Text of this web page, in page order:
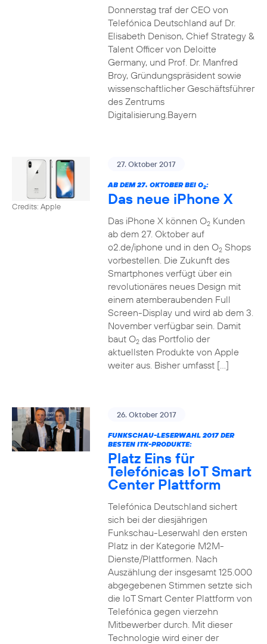
Donnerstag traf der CEO von
Telefónica Deutschland auf Dr.
Elisabeth Denison, Chief Strategy &
Talent Officer von Deloitte
Germany, und Prof. Dr. Manfred
Broy, Gründungspräsident sowie
wissenschaftlicher Geschäftsführer
des Zentrums
Digitalisierung.Bayern
Credits: Apple
27. Oktober 2017
AB DEM 27. OKTOBER BEI O2:
Das neue iPhone X
Das iPhone X können O2Kunden
ab dem 27. Oktober auf
o2.de/iphone und in den O2Shops
vorbestellen. Die Zukunft des
Smartphones verfügt über ein
revolutionäres neues Design mit
einem atemberaubenden Full
Screen-Display und wird ab dem 3.
November verfügbar sein. Damit
baut O2das Portfolio der
aktuellsten Produkte von Apple
weiter aus. Bisher umfasst […]
26. Oktober 2017
FUNKSCHAU-LESERWAHL 2017 DER
BESTEN ITK-PRODUKTE:
Platz Eins für
Telefónicas IoT Smart
Center Plattform
Telefónica Deutschland sichert
sich bei der diesjährigen
Funkschau-Leserwahl den ersten
Platz in der Kategorie M2M-
Dienste/Plattformen. Nach
Auszählung der insgesamt 125.000
abgegebenen Stimmen setzte sich
die IoT Smart Center Plattform von
Telefónica gegen vierzehn
Mitbewerber durch. Mit dieser
Technologie wird einer der